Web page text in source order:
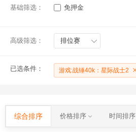
基础筛选： 免押金
高级筛选： 排位赛
已选条件： 游戏:战锤40k：星际战士2
综合排序 价格排序 时间排序